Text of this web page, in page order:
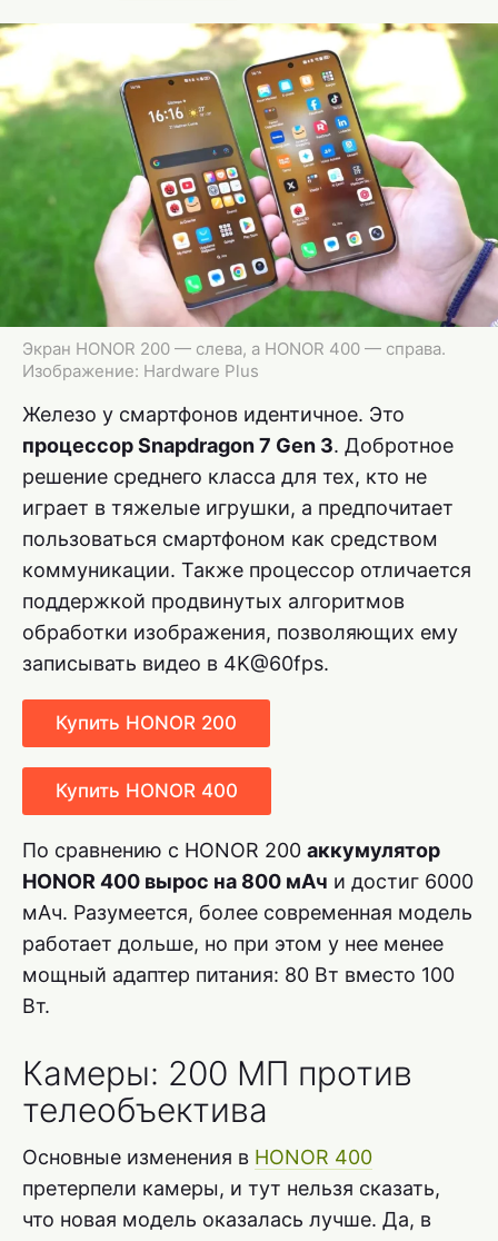
Экран HONOR 200 — слева, а HONOR 400 — справа.
Изображение: Hardware Plus
Железо у смартфонов идентичное. Это
процессор Snapdragon 7 Gen 3. Добротное
решение среднего класса для тех, кто не
играет в тяжелые игрушки, а предпочитает
пользоваться смартфоном как средством
коммуникации. Также процессор отличается
поддержкой продвинутых алгоритмов
обработки изображения, позволяющих ему
записывать видео в 4K@60fps.
Купить HONOR 200
Купить HONOR 400
По сравнению с HONOR 200 аккумулятор
HONOR 400 вырос на 800 мАч и достиг 6000
мАч. Разумеется, более современная модель
работает дольше, но при этом у нее менее
мощный адаптер питания: 80 Вт вместо 100
Вт.
Камеры: 200 МП против
телеобъектива
Основные изменения в HONOR 400
претерпели камеры, и тут нельзя сказать,
что новая модель оказалась лучше. Да, в